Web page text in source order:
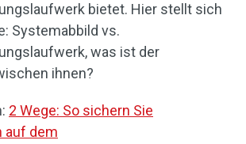
bietet. Hier stellt sich
Systemabbild vs.
was ist der
ihnen?
2 Wege: So sichern Sie
auf dem